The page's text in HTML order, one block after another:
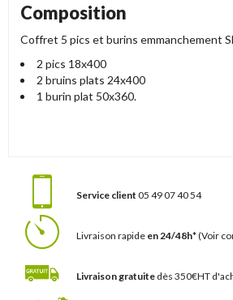
Composition
Coffret 5 pics et burins emmanchement
2 pics 18x400
2 bruins plats 24x400
1 burin plat 50x360.
Service client 05 49 07 40 54
Livraison rapide en 24/48h*(Voir
Livraison gratuite dès 350€HT